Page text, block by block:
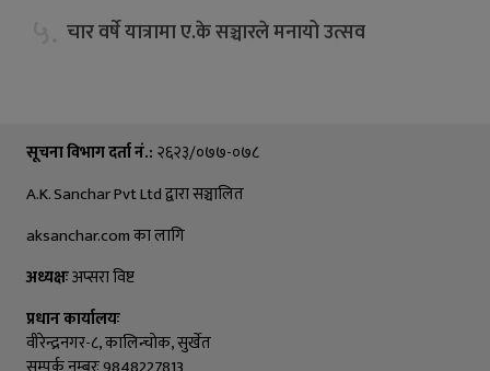
चार वर्षे यात्रामा ए.के सञ्चारले मनायो उत्सव
सूचना विभाग दर्ता नं.: २६२३/०७७-०७८
A.K. Sanchar Pvt Ltd द्वारा सञ्चालित
aksanchar.com का लागि
अध्यक्षःअप्सरा विष्ट
प्रधान कार्यालयः
वीरेन्द्रनगर-८, कालिन्चाेक, सुर्खेत